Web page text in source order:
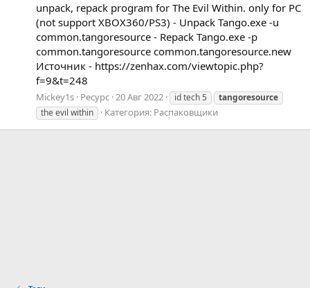
unpack, repack program for The Evil Within. only for PC
(not support XBOX360/PS3) - Unpack Tango.exe -u
common.tangoresource - Repack Tango.exe -p
common.tangoresource common.tangoresource.new
Источник - https://zenhax.com/viewtopic.php?
f=9&t=248
Mickey1s Ресурс 20 Авг 2022 id tech 5
tangoresource
the evil within
Категория: Распаковщики